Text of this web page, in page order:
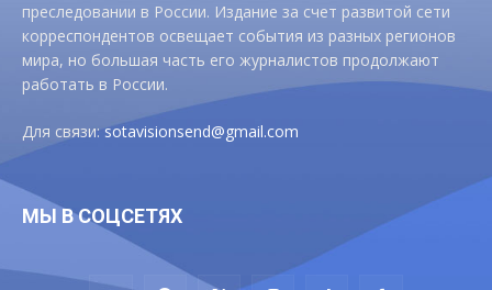
преследовании в России. Издание за счет развитой сети
корреспондентов освещает события из разных регионов
мира, но большая часть его журналистов продолжают
работать в России.
Для связи:sotavisionsend@gmail.com
МЫ В СОЦСЕТЯХ